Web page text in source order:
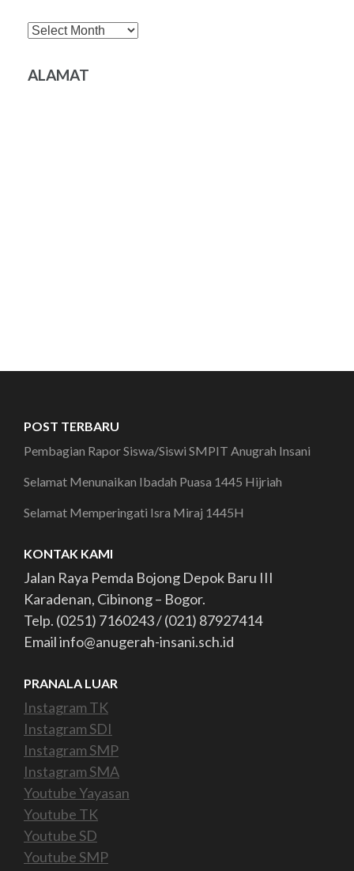
Archives
ALAMAT
POST TERBARU
Pembagian Rapor Siswa/Siswi SMPIT Anugrah Insani
Selamat Menunaikan Ibadah Puasa 1445 Hijriah
Selamat Memperingati Isra Miraj 1445H
KONTAK KAMI
Jalan Raya Pemda Bojong Depok Baru III
Karadenan, Cibinong – Bogor.
Telp. (0251) 7160243 / (021) 87927414
Email info@anugerah-insani.sch.id
PRANALA LUAR
Instagram TK
Instagram SDI
Instagram SMP
Instagram SMA
Youtube Yayasan
Youtube TK
Youtube SD
Youtube SMP